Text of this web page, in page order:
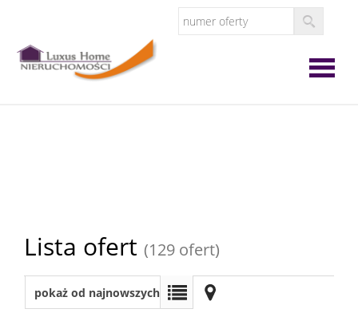
Lista ofert (129 ofert)
pokaż od najnowszych